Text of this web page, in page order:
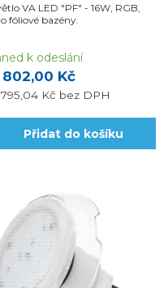
VA LED "PF" - 16W, RGB,
fóliové bazény.
802,00 Kč
Kč bez DPH
k odeslání
Přidat do košíku